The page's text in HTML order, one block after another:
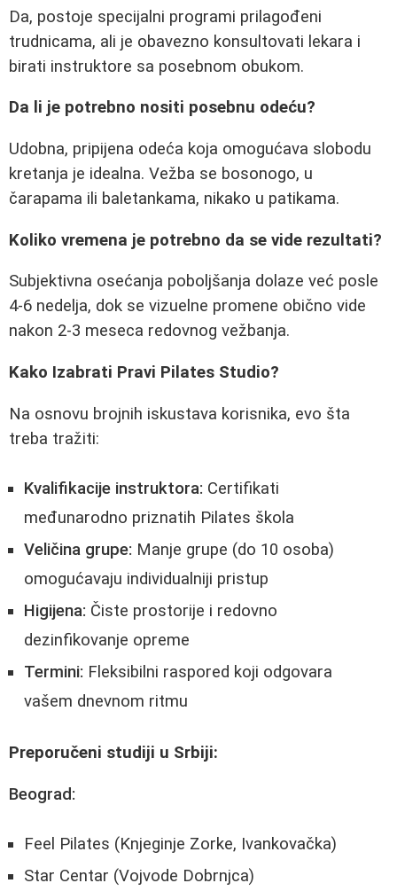
Da, postoje specijalni programi prilagođeni
trudnicama, ali je obavezno konsultovati lekara i
birati instruktore sa posebnom obukom.
Da li je potrebno nositi posebnu odeću?
Udobna, pripijena odeća koja omogućava slobodu
kretanja je idealna. Vežba se bosonogo, u
čarapama ili baletankama, nikako u patikama.
Koliko vremena je potrebno da se vide rezultati?
Subjektivna osećanja poboljšanja dolaze već posle
4-6 nedelja, dok se vizuelne promene obično vide
nakon 2-3 meseca redovnog vežbanja.
Kako Izabrati Pravi Pilates Studio?
Na osnovu brojnih iskustava korisnika, evo šta
treba tražiti:
Kvalifikacije instruktora: Certifikati
međunarodno priznatih Pilates škola
Veličina grupe: Manje grupe (do 10 osoba)
omogućavaju individualniji pristup
Higijena: Čiste prostorije i redovno
dezinfikovanje opreme
Termini: Fleksibilni raspored koji odgovara
vašem dnevnom ritmu
Preporučeni studiji u Srbiji:
Beograd:
Feel Pilates (Knjeginje Zorke, Ivankovačka)
Star Centar (Vojvode Dobrnjca)